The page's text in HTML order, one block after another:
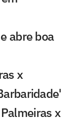
abre boa
x
x